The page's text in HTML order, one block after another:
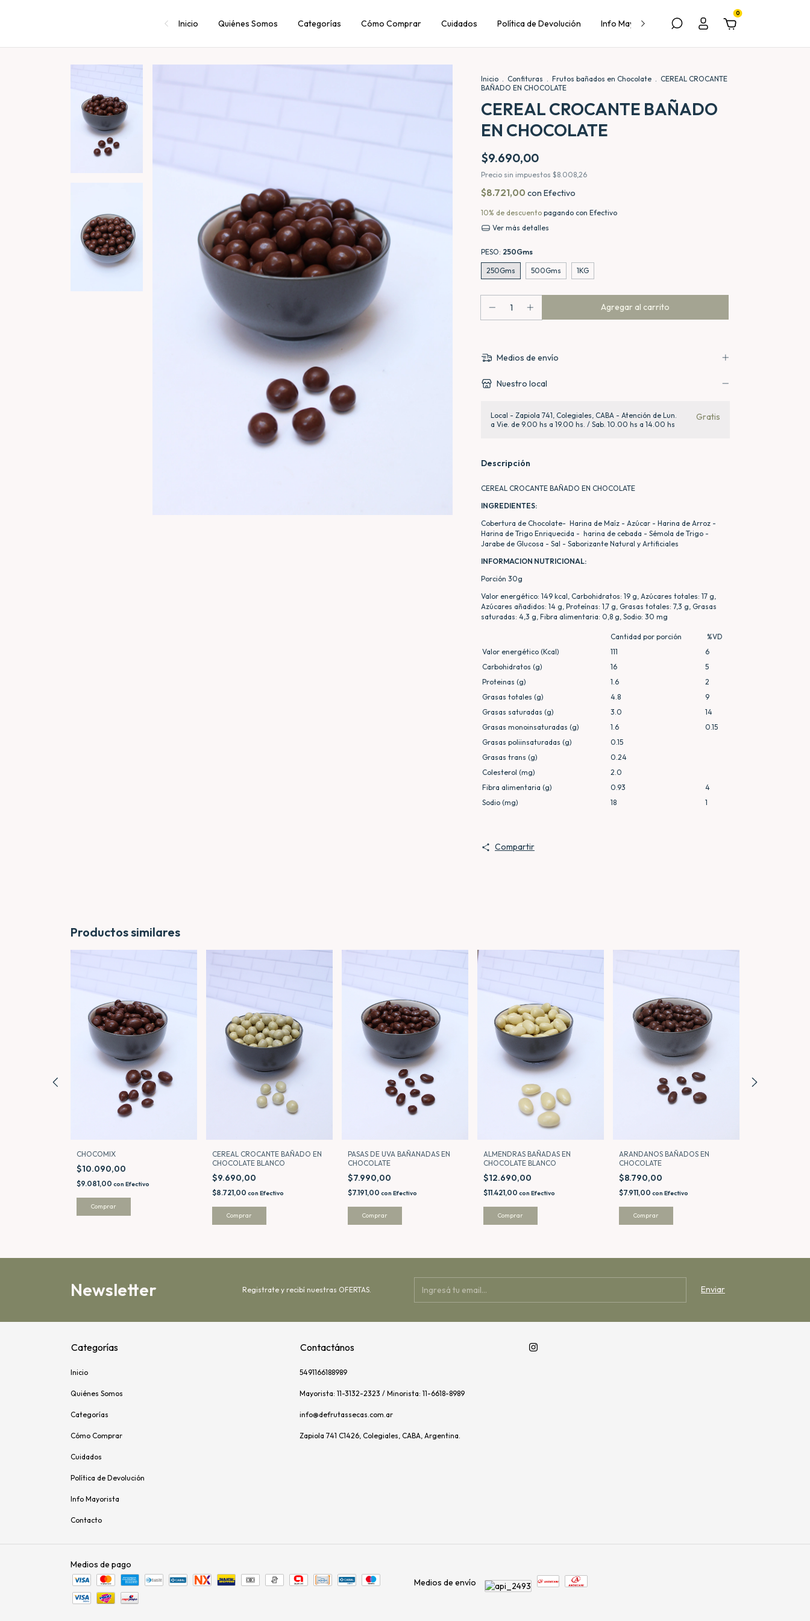
Inicio Quiénes Somos Categorías Cómo Comprar Cuidados Política de Devolución Info Mayorista Contacto
0
Inicio . Confituras . Frutos bañados en Chocolate . CEREAL CROCANTE
BAÑADO EN CHOCOLATE
CEREAL CROCANTE BAÑADO
EN CHOCOLATE
$9.690,00
Precio sin impuestos $8.008,26
$8.721,00 con Efectivo
10% de descuento pagando con Efectivo
Ver más detalles
PESO: 250Gms
250Gms 500Gms 1KG
Medios de envío
Nuestro local
Local - Zapiola 741, Colegiales, CABA - Atención de Lun.
a Vie. de 9.00 hs a 19.00 hs. / Sab. 10.00 hs a 14.00 hs
Gratis
Descripción
CEREAL CROCANTE BAÑADO EN CHOCOLATE
INGREDIENTES:
Cobertura de Chocolate- Harina de Maíz - Azúcar - Harina de Arroz -
Harina de Trigo Enriquecida - harina de cebada - Sémola de Trigo -
Jarabe de Glucosa - Sal - Saborizante Natural y Artificiales
INFORMACION NUTRICIONAL:
Porción 30g
Valor energético: 149 kcal, Carbohidratos: 19 g, Azúcares totales: 17 g,
Azúcares añadidos: 14 g, Proteínas: 1,7 g, Grasas totales: 7,3 g, Grasas
saturadas: 4,3 g, Fibra alimentaria: 0,8 g, Sodio: 30 mg
Cantidad por porción
%VD
Valor energético (Kcal)
111
6
Carbohidratos (g)
16
5
Proteinas (g)
1.6
2
Grasas totales (g)
4.8
9
Grasas saturadas (g)
3.0
14
Grasas monoinsaturadas (g)
1.6
0.15
Grasas poliinsaturadas (g)
0.15
Grasas trans (g)
0.24
Colesterol (mg)
2.0
Fibra alimentaria (g)
0.93
4
Sodio (mg)
18 1
Compartir
Productos similares
CHOCOMIX
$10.090,00
$9.081,00 con Efectivo
Comprar
CEREAL CROCANTE BAÑADO EN
CHOCOLATE BLANCO
$9.690,00
$8.721,00 con Efectivo
Comprar
PASAS DE UVA BAÑANADAS EN
CHOCOLATE
$7.990,00
$7.191,00 con Efectivo
Comprar
ALMENDRAS BAÑADAS EN
CHOCOLATE BLANCO
$12.690,00
$11.421,00 con Efectivo
Comprar
ARANDANOS BAÑADOS EN
CHOCOLATE
$8.790,00
$7.911,00 con Efectivo
Comprar
Newsletter Registrate y recibí nuestras OFERTAS.
Categorías
Inicio
Quiénes Somos
Categorías
Cómo Comprar
Cuidados
Política de Devolución
Info Mayorista
Contacto
Contactános
5491166188989
Mayorista: 11-3132-2323 / Minorista: 11-6618-8989
info@defrutassecas.com.ar
Zapiola 741 C1426, Colegiales, CABA, Argentina.
Medios de pago
Medios de envío